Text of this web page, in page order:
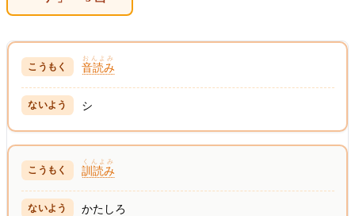
音読み
おんよみ
シ
訓読み
くんよみ
かたしろ